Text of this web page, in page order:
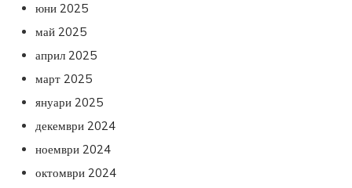
юни 2025
май 2025
април 2025
март 2025
януари 2025
декември 2024
ноември 2024
октомври 2024